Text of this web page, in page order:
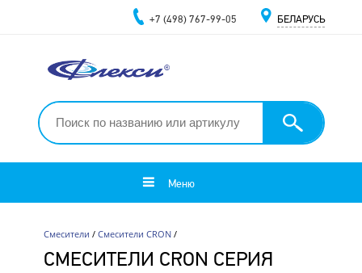
+7 (498) 767-99-05 БЕЛАРУСЬ
Меню
Смесители / Смесители CRON/
СМЕСИТЕЛИ CRON СЕРИЯ